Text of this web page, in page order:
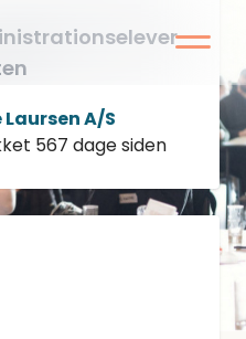
Laursen A/S
567 dage siden